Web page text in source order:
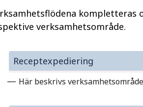
kompletteras
verksamhetsområde.
Receptexpediering
— Här beskrivs